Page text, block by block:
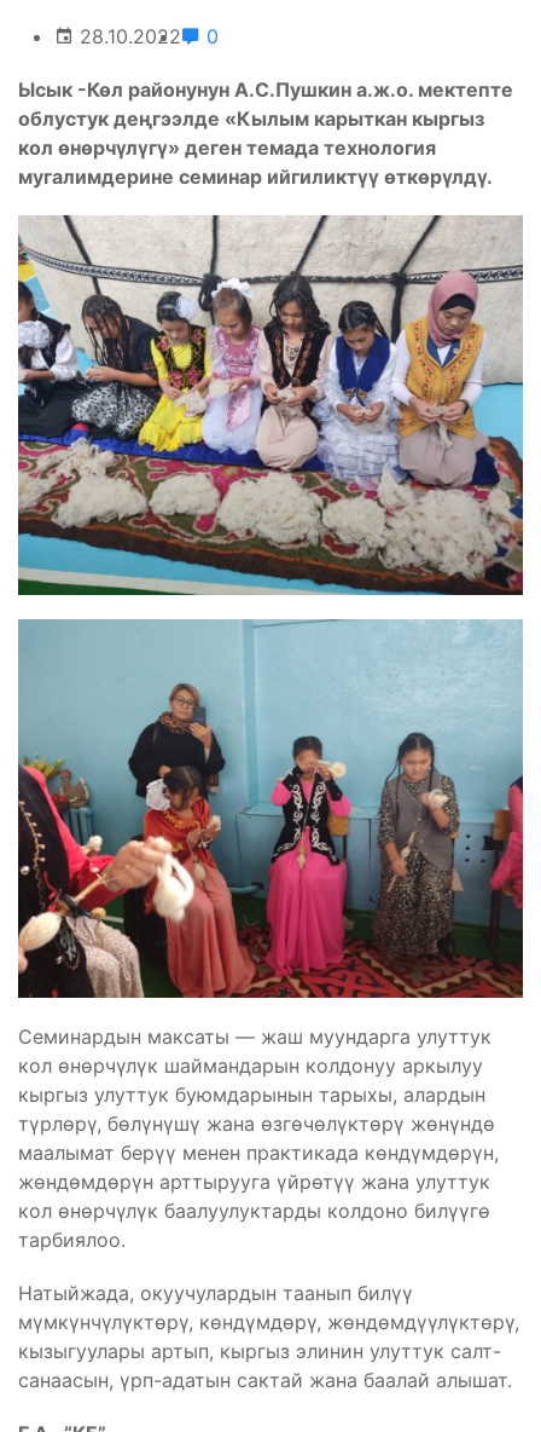
28.10.2022 0
Ысык -Көл районунун А.С.Пушкин а.ж.о. мектепте
облустук деңгээлде «Кылым карыткан кыргыз
кол өнөрчүлүгү» деген темада технология
мугалимдерине семинар ийгиликтүү өткөрүлдү.
Семинардын максаты — жаш муундарга улуттук
кол өнөрчүлүк шаймандарын колдонуу аркылуу
кыргыз улуттук буюмдарынын тарыхы, алардын
түрлөрү, бөлүнүшү жана өзгөчөлүктөрү жөнүндө
маалымат берүү менен практикада көндүмдөрүн,
жөндөмдөрүн арттырууга үйрөтүү жана улуттук
кол өнөрчүлүк баалуулуктарды колдоно билүүгө
тарбиялоо.
Натыйжада, окуучулардын таанып билүү
мүмкүнчүлүктөрү, көндүмдөрү, жөндөмдүүлүктөрү,
кызыгуулары артып, кыргыз элинин улуттук салт-
санаасын, үрп-адатын сактай жана баалай алышат.